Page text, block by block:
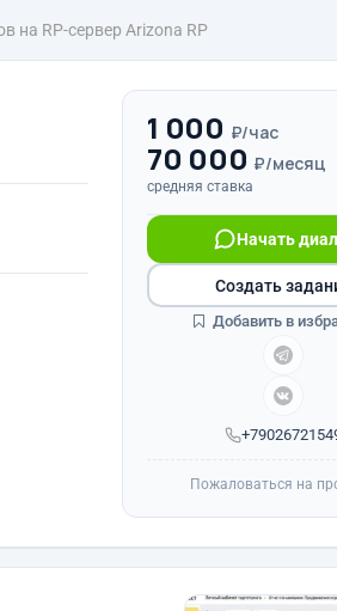
на RP-сервер Arizona RP
1 000 ₽/час
70 000 ₽/месяц
средняя ставка
Начать
Создать
Добавить в
Пожаловаться на